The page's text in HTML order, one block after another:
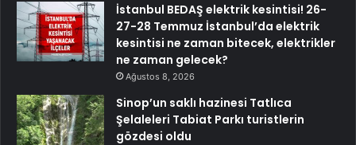
İstanbul BEDAŞ elektrik kesintisi! 26-
27-28 Temmuz İstanbul’da elektrik
kesintisi ne zaman bitecek, elektrikler
ne zaman gelecek?
Ağustos 8, 2026
Sinop’un saklı hazinesi Tatlıca
Şelaleleri Tabiat Parkı turistlerin
gözdesi oldu